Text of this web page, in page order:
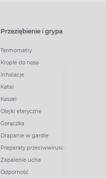
Przeziębienie i grypa
Termometry
Krople do nosa
Inhalacje
Katar
Kaszel
Olejki eteryczne
Gorączka
Drapanie w gardle
Preparaty przeciwwirusowe
Zapalenie ucha
Odporność